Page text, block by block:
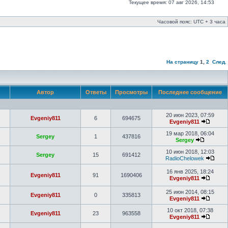
Текущее время: 07 авг 2026, 14:53
Часовой пояс: UTC + 3 часа
На страницу 1 2 След.
Автор Ответы Просмотры Последнее сообщение
Evgeniy811 6 694675
20 июн 2023, 07:59
Evgeniy811
Sergey 1 437816
19 мар 2018, 06:04
Sergey
Sergey 15 691412
10 июн 2018, 12:03
RadioChelowek
Evgeniy811 91 1690406
16 янв 2025, 18:24
Evgeniy811
Evgeniy811 0 335813
25 июн 2014, 08:15
Evgeniy811
Evgeniy811 23 963558
10 окт 2018, 07:38
Evgeniy811